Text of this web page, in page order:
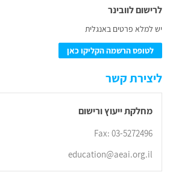
לרישום לוובינר
יש למלא פרטים באנגלית
לטופס הרשמה הקליקו כאן
ליצירת קשר
מחלקת ייעוץ ורישום
Fax: 03-5272496
education@aeai.org.il